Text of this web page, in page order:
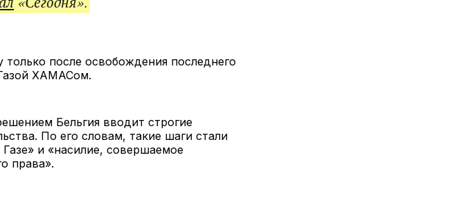
после освобождения последнего
ХАМАСом.
Бельгия вводит строгие
По его словам, такие шаги стали
и «насилие, совершаемое
права».